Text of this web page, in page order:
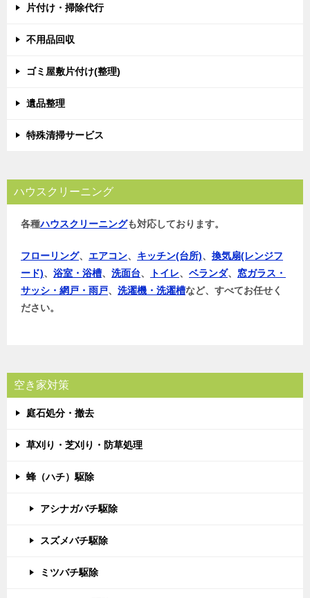
片付け・掃除代行
不用品回収
ゴミ屋敷片付け(整理)
遺品整理
特殊清掃サービス
ハウスクリーニング
各種ハウスクリーニングも対応しております。
フローリング、 エアコン、 キッチン(台所)、 換気扇(レンジフ
ード)、 浴室・浴槽、 洗面台、 トイレ、 ベランダ、 窓ガラス・
サッシ・網戸・雨戸、 洗濯機・洗濯槽など、すべてお任せく
ださい。
空き家対策
庭石処分・撤去
草刈り・芝刈り・防草処理
蜂（ハチ）駆除
アシナガバチ駆除
スズメバチ駆除
ミツバチ駆除